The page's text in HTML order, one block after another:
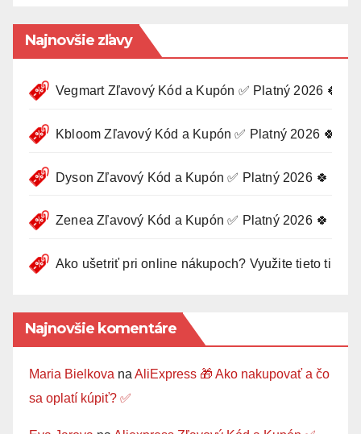
Najnovšie zľavy
Vegmart Zľavový Kód a Kupón ✅ Platný 2026 🍀
Kbloom Zľavový Kód a Kupón ✅ Platný 2026 🍀
Dyson Zľavový Kód a Kupón ✅ Platný 2026 🍀
Zenea Zľavový Kód a Kupón ✅ Platný 2026 🍀
Ako ušetriť pri online nákupoch? Využite tieto tipy 🛍️
Najnovšie komentáre
Maria Bielkova na AliExpress 🎁 Ako nakupovať a čo
sa oplatí kúpiť? ✅